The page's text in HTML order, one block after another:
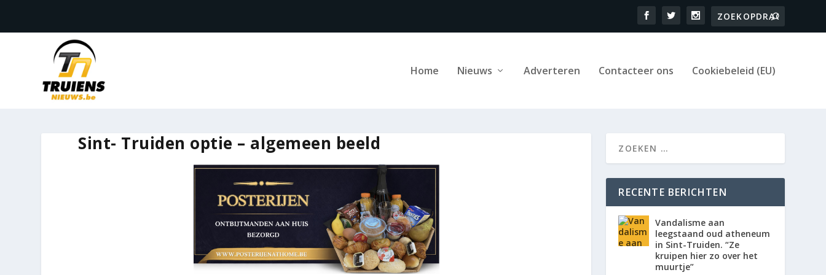
Home Nieuws Adverteren Contacteer ons Cookiebeleid (EU)
Sint- Truiden optie – algemeen beeld
RECENTE BERICHTEN
Vandalisme aan
leegstaand oud atheneum
in Sint-Truiden. “Ze
kruipen hier zo over het
muurtje”